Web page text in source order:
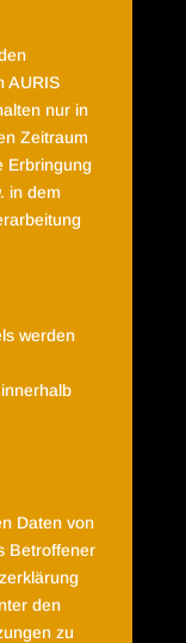
AURIS
nur in
Zeitraum
Erbringung
in dem
werden
Daten von
Betroffener
den
zu